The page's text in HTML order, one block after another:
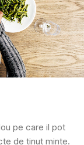
pe care il pot
de tinut minte.